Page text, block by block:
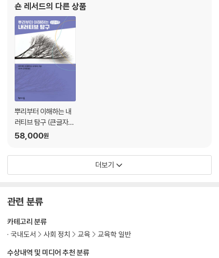
숀 레서드의 다른 상품
뿌리부터 이해하는 내
러티브 탐구 (큰글자
책)
58,000원
더보기
관련 분류
수상내역 및 미디어 추천 분류
카테고리 분류
국내도서
사회 정치 교육 교육학 일반